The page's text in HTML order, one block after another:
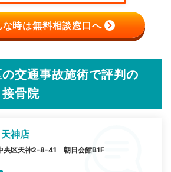
な時は無料相談窓口へ
交通事故施術で評判の
接骨院
神店
央区天神2-8-41 朝日会館B1F